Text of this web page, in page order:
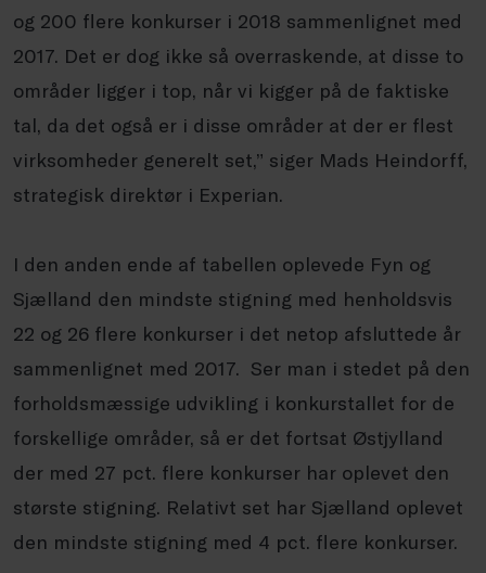
og 200 flere konkurser i 2018 sammenlignet med
2017. Det er dog ikke så overraskende, at disse to
områder ligger i top, når vi kigger på de faktiske
tal, da det også er i disse områder at der er flest
virksomheder generelt set,” siger Mads Heindorff,
strategisk direktør i Experian.
I den anden ende af tabellen oplevede Fyn og
Sjælland den mindste stigning med henholdsvis
22 og 26 flere konkurser i det netop afsluttede år
sammenlignet med 2017. Ser man i stedet på den
forholdsmæssige udvikling i konkurstallet for de
forskellige områder, så er det fortsat Østjylland
der med 27 pct. flere konkurser har oplevet den
største stigning. Relativt set har Sjælland oplevet
den mindste stigning med 4 pct. flere konkurser.